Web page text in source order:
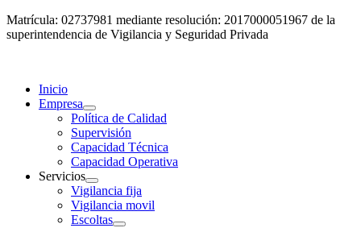
Matrícula: 02737981 mediante resolución: 2017000051967 de la
superintendencia de Vigilancia y Seguridad Privada
Inicio
Empresa
Política de Calidad
Supervisión
Capacidad Técnica
Capacidad Operativa
Servicios
Vigilancia fija
Vigilancia movil
Escoltas